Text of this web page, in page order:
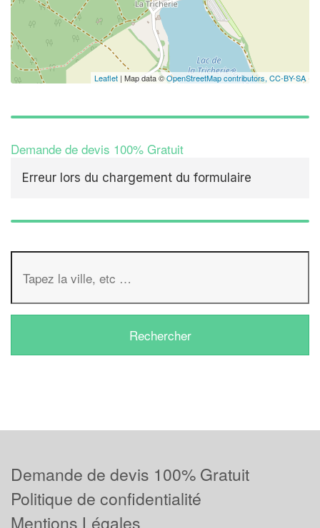
Leaflet | Map data ©OpenStreetMap contributors, CC-BY-SA
Demande de devis 100% Gratuit
Erreur lors du chargement du formulaire
Demande de devis 100% Gratuit
Politique de confidentialité
Mentions Légales